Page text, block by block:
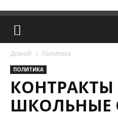
Домой Политика
ПОЛИТИКА
КОНТРАКТЫ
ШКОЛЬНЫЕ